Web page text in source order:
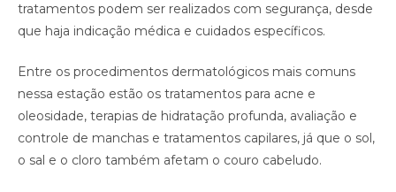
tratamentos podem ser realizados com segurança, desde
que haja indicação médica e cuidados específicos.
Entre os procedimentos dermatológicos mais comuns
nessa estação estão os tratamentos para acne e
oleosidade, terapias de hidratação profunda, avaliação e
controle de manchas e tratamentos capilares, já que o sol,
o sal e o cloro também afetam o couro cabeludo.